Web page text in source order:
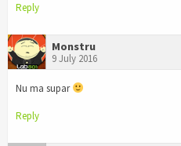
Reply
Monstru
9 July 2016
Nu ma supar
Reply